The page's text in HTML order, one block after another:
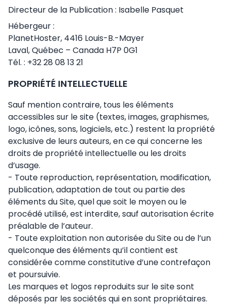
Directeur de la Publication : Isabelle Pasquet
Hébergeur :
PlanetHoster, 4416 Louis-B.-Mayer
Laval, Québec – Canada H7P 0G1
Tél. : +32 28 08 13 21
PROPRIÉTÉ INTELLECTUELLE
Sauf mention contraire, tous les éléments
accessibles sur le site (textes, images, graphismes,
logo, icônes, sons, logiciels, etc.) restent la propriété
exclusive de leurs auteurs, en ce qui concerne les
droits de propriété intellectuelle ou les droits
d’usage.
- Toute reproduction, représentation, modification,
publication, adaptation de tout ou partie des
éléments du Site, quel que soit le moyen ou le
procédé utilisé, est interdite, sauf autorisation écrite
préalable de l’auteur.
- Toute exploitation non autorisée du Site ou de l’un
quelconque des éléments qu’il contient est
considérée comme constitutive d’une contrefaçon
et poursuivie.
Les marques et logos reproduits sur le site sont
déposés par les sociétés qui en sont propriétaires.